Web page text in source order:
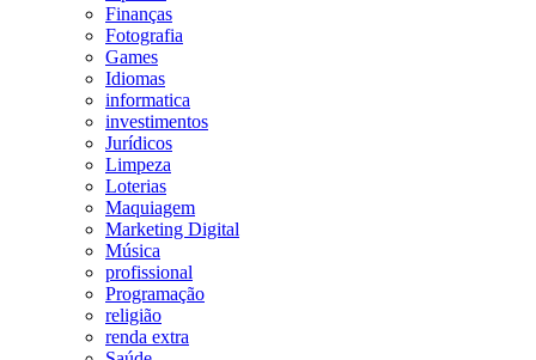
Finanças
Fotografia
Games
Idiomas
informatica
investimentos
Jurídicos
Limpeza
Loterias
Maquiagem
Marketing Digital
Música
profissional
Programação
religião
renda extra